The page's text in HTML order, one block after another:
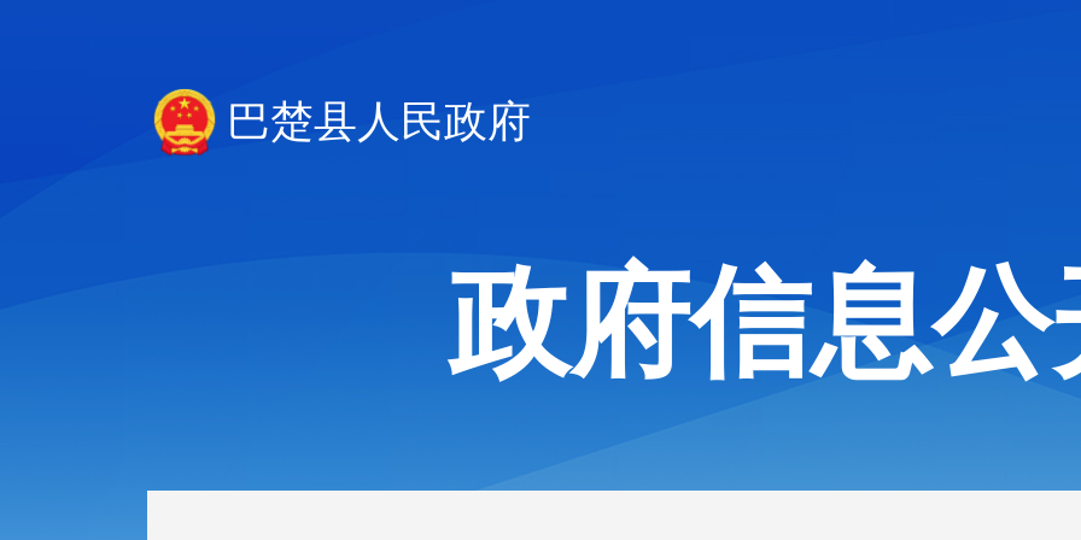
巴楚县人民政府
政府信息公